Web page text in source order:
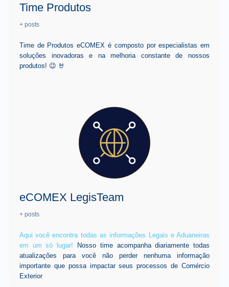
Time Produtos
+ posts
Time de Produtos eCOMEX é composto por especialistas em
soluções inovadoras e na melhoria constante de nossos
produtos! 😉 🤘
eCOMEX LegisTeam
+ posts
Aqui você encontra todas as informações Legais e Aduaneiras
em um só lugar! Nosso time acompanha diariamente todas
atualizações para você não perder nenhuma informação
importante que possa impactar seus processos de Comércio
Exterior